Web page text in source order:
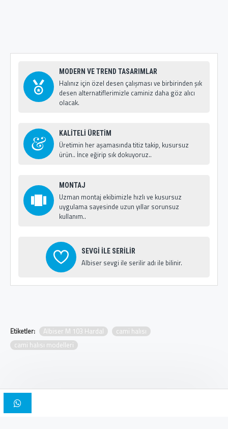
MODERN VE TREND TASARIMLAR
Halınız için özel desen çalışması ve birbirinden şık
desen alternatiflerimizle caminiz daha göz alıcı
olacak.
KALİTELİ ÜRETİM
Üretimin her aşamasında titiz takip, kusursuz
ürün.. İnce eğirip sık dokuyoruz..
MONTAJ
Uzman montaj ekibimizle hızlı ve kusursuz
uygulama sayesinde uzun yıllar sorunsuz
kullanım..
SEVGİ İLE SERİLİR
Albiser sevgi ile serilir adı ile bilinir.
Etiketler: Albiser M 103 Hardal
cami halısı
cami halısı modelleri
Copyright © 2025, Albiser Cami Halıları | Tasarım İskender Bilici